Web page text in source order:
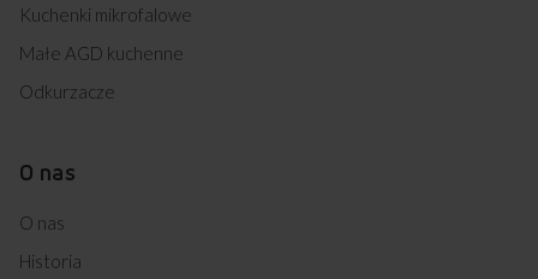
Kuchenki mikrofalowe
Małe AGD kuchenne
Odkurzacze
O nas
O nas
Historia